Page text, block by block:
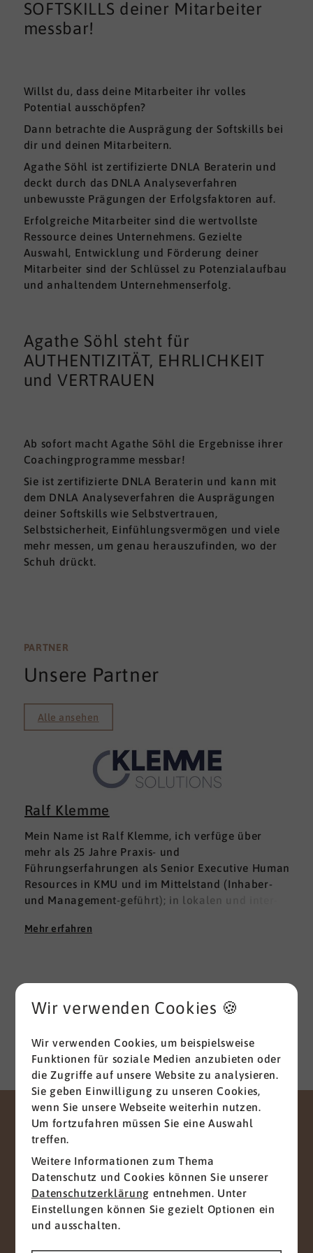
SOFTSKILLS deiner Mitarbeiter
messbar!
Willst du, dass deine Mitarbeiter ihr volles
Potential ausschöpfen?
Dann betrachte die Ausprägung der Softskills bei
dir und deinen Mitarbeitern.
Agathe Söhl ist zertifizierte DNLA Beraterin und
deckt durch das DNLA Analyseverfahren
unbewusste Prägungen der Erfolgsfaktoren auf.
Erfolgreiche Mitarbeiter sind die wertvollste
Ressource deines Unternehmens. Gezielte
Auswahl, Entwicklung und Förderung deiner
Mitarbeiter sind der Schlüssel zu Potenzialaufbau
und anhaltendem Unternehmenserfolg.
Agathe Söhl steht für
AUTHENTIZITÄT, EHRLICHKEIT
und VERTRAUEN
Ab sofort macht Agathe Söhl die Ergebnisse ihrer
Coachingprogramme messbar!
Sie ist zertifizierte DNLA Beraterin und kann mit
dem DNLA Analyseverfahren die Ausprägungen
deiner Softskills wie Selbstvertrauen,
Selbstsicherheit, Einfühlungsvermögen und viele
mehr messen, um genau herauszufinden, wo der
Schuh drückt.
PARTNER
Unsere Partner
Alle ansehen
Ralf Klemme
Mein Name ist Ralf Klemme, ich verfüge über
mehr als 25 Jahre Praxis- und
Führungserfahrungen als Senior Executive Human
Resources in KMU und im Mittelstand (Inhaber-
und Management-geführt); in lokalen und inter­
Erfahrungen fußen auf der Grundlage einer
Betriebswirt (FH), parallel habe ich mich mit dem
Menschen stehen seit jeher im Zentrum meines
beruflichen Handelns und Schaffens. Meine
Stärken sind einegute
Kommunikationsfähigkeitverbunden mit einer
hohen Durchsetzungsstärke und Innovationskraft,
gepaart mit dem im HR-Bereich notwendigen
Fingerspitzengefühl und entsprechenden
empathischen Fähigkeiten. Dabei verstehe ich
mich als umsetzungs­orientierten Manager
mitHands-on-Mentalität . Ich bin ein interkulturell
erfahrener Team Player mit Leiden­schaft für
Menschen und Teamentwicklung; sowie hohen
Mehr erfahren
KONTAKT
Gemeinsam zum
erfolgreichen Projekt
Wir freuen uns auf Ihre Nachricht
Wir verwenden Cookies 🍪
Wir verwenden Cookies, um beispielsweise
Funktionen für soziale Medien anzubieten oder
die Zugriffe auf unsere Website zu analysieren.
Sie geben Einwilligung zu unseren Cookies,
wenn Sie unsere Webseite weiterhin nutzen.
Um fortzufahren müssen Sie eine Auswahl
treffen.
Weitere Informationen zum Thema
Datenschutz und Cookies können Sie unserer
Datenschutzerklärung entnehmen. Unter
Einstellungen können Sie gezielt Optionen ein
und ausschalten.